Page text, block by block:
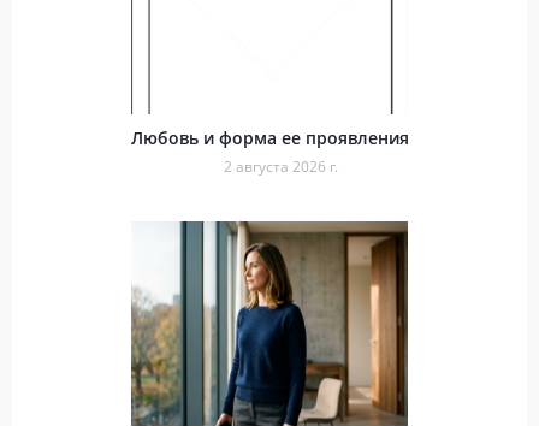
Любовь и форма ее проявления
2 августа 2026 г.